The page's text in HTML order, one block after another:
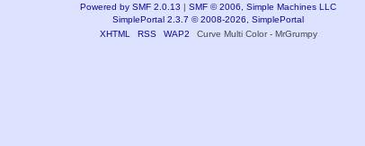
Powered by SMF 2.0.13 | SMF © 2006, Simple Machines LLC
SimplePortal 2.3.7 © 2008-2026, SimplePortal
XHTML
RSS WAP2 Curve Multi Color - MrGrumpy